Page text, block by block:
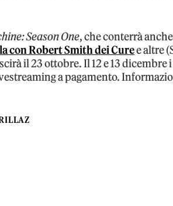
Season One, che conterrà
con Robert Smith dei Curee altre
il 23 ottobre. Il 12 e 13
a pagamento.